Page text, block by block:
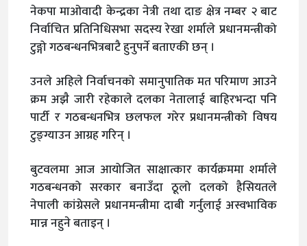
नेकपा माओवादी केन्द्रका नेत्री तथा दाङ क्षेत्र नम्बर २ बाट
निर्वाचित प्रतिनिधिसभा सदस्य रेखा शर्माले प्रधानमन्त्रीको
टुङ्गो गठबन्धनभित्रबाटै हुनुपर्ने बताएकी छन् ।
उनले अहिले निर्वाचनको समानुपातिक मत परिमाण आउने
क्रम अझै जारी रहेकाले दलका नेतालाई बाहिरभन्दा पनि
पार्टी र गठबन्धनभित्र छलफल गरेर प्रधानमन्त्रीको विषय
टुङ्ग्याउन आग्रह गरिन् ।
बुटवलमा आज आयोजित साक्षात्कार कार्यक्रममा शर्माले
गठबन्धनको सरकार बनाउँदा ठूलो दलको हैसियतले
नेपाली कांग्रेसले प्रधानमन्त्रीमा दाबी गर्नुलाई अस्वभाविक
मान्न नहुने बताइन् ।